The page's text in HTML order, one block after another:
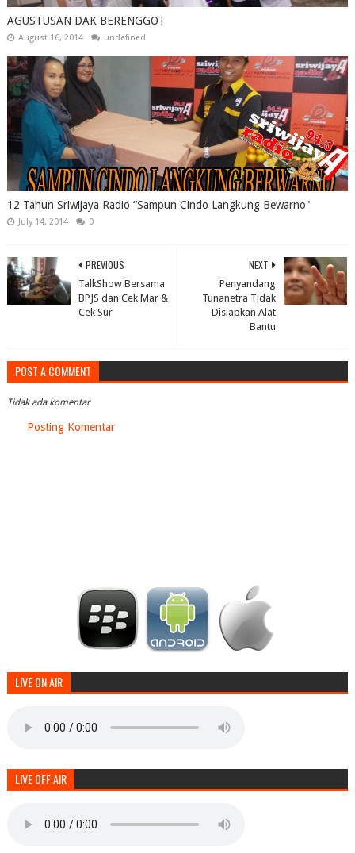
AGUSTUSAN DAK BERENGGOT
August 16, 2014 undefined
12 Tahun Sriwijaya Radio “Sampun Cindo Langkung Bewarno"
July 14, 2014 0
NEXT
Penyandang
Tunanetra Tidak
Disiapkan Alat
Bantu
PREVIOUS
TalkShow Bersama
BPJS dan Cek Mar &
Cek Sur
POST A COMMENT
Tidak ada komentar
Posting Komentar
LIVE ON AIR
LIVE OFF AIR